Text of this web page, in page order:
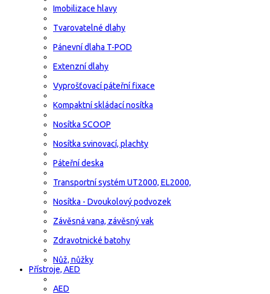
Imobilizace hlavy
Tvarovatelné dlahy
Pánevní dlaha T-POD
Extenzní dlahy
Vyprošťovací páteřní fixace
Kompaktní skládací nosítka
Nosítka SCOOP
Nosítka svinovací, plachty
Páteřní deska
Transportní systém UT2000, EL2000,
Nosítka - Dvoukolový podvozek
Závěsná vana, závěsný vak
Zdravotnické batohy
Nůž, nůžky
Přístroje, AED
AED